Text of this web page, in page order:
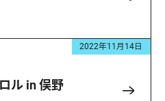
2022年11月14日
ル in 俣野